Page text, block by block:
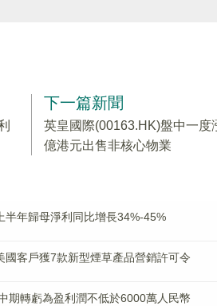
下一篇新聞
英皇國際(00163.HK)盤中一度
億港元出售非核心物業
半年歸母淨利同比增長34%-45%
客戶獲7款新型煙草產品營銷許可令
期轉虧為盈利潤不低於6000萬人民幣